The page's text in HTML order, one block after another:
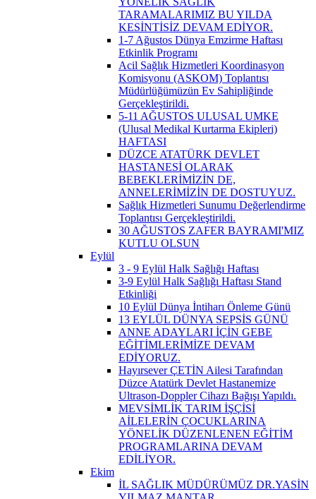
TARAMALARIMIZ BU YILDA
KESİNTİSİZ DEVAM EDİYOR.
1-7 Ağustos Dünya Emzirme Haftası
Etkinlik Programı
Acil Sağlık Hizmetleri Koordinasyon
Komisyonu (ASKOM) Toplantısı
Müdürlüğümüzün Ev Sahipliğinde
Gerçekleştirildi.
5-11 AĞUSTOS ULUSAL UMKE
(Ulusal Medikal Kurtarma Ekipleri)
HAFTASI
DÜZCE ATATÜRK DEVLET
HASTANESİ OLARAK
BEBEKLERİMİZİN DE,
ANNELERİMİZİN DE DOSTUYUZ.
Sağlık Hizmetleri Sunumu Değerlendirme
Toplantısı Gerçekleştirildi.
30 AĞUSTOS ZAFER BAYRAMI'MIZ
KUTLU OLSUN
Eylül
3 - 9 Eylül Halk Sağlığı Haftası
3-9 Eylül Halk Sağlığı Haftası Stand
Etkinliği
10 Eylül Dünya İntiharı Önleme Günü
13 EYLÜL DÜNYA SEPSİS GÜNÜ
ANNE ADAYLARI İÇİN GEBE
EĞİTİMLERİMİZE DEVAM
EDİYORUZ.
Hayırsever ÇETİN Ailesi Tarafından
Düzce Atatürk Devlet Hastanemize
Ultrason-Doppler Cihazı Bağışı Yapıldı.
MEVSİMLİK TARIM İŞÇİSİ
AİLELERİN ÇOCUKLARINA
YÖNELİK DÜZENLENEN EĞİTİM
PROGRAMLARINA DEVAM
EDİLİYOR.
Ekim
İL SAĞLIK MÜDÜRÜMÜZ DR.YASİN